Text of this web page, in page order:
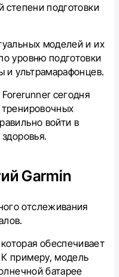
степени подготовки
моделей и их
уровню подготовки
и ультрамарафонцев.
сегодня
войти в
Garmin
отслеживания
обеспечивает
примеру, модель
батарее